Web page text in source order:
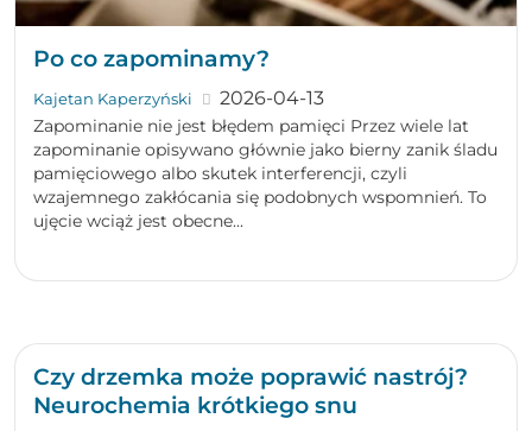
Po co zapominamy?
Kajetan Kaperzyński 2026-04-13
Zapominanie nie jest błędem pamięci Przez wiele lat
zapominanie opisywano głównie jako bierny zanik śladu
pamięciowego albo skutek interferencji, czyli
wzajemnego zakłócania się podobnych wspomnień. To
ujęcie wciąż jest obecne...
Czy drzemka może poprawić nastrój?
Neurochemia krótkiego snu